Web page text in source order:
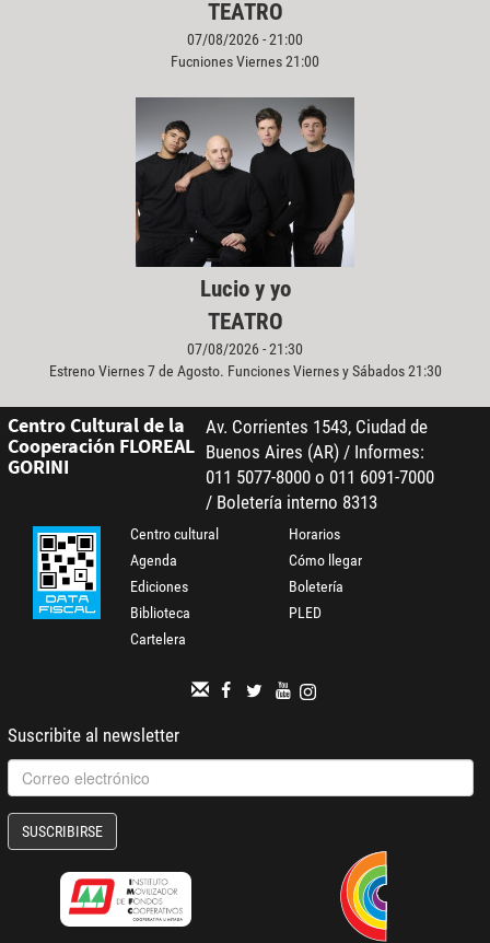
TEATRO
07/08/2026 - 21:00
Fucniones Viernes 21:00
Lucio y yo
TEATRO
07/08/2026 - 21:30
Estreno Viernes 7 de Agosto. Funciones Viernes y Sábados 21:30
Centro Cultural de la
Cooperación FLOREAL
GORINI
Av. Corrientes 1543, Ciudad de
Buenos Aires (AR) / Informes:
011 5077-8000 o 011 6091-7000
/ Boletería interno 8313
Centro cultural
Agenda
Ediciones
Biblioteca
Cartelera
Horarios
Cómo llegar
Boletería
PLED
Suscribite al newsletter
SUSCRIBIRSE